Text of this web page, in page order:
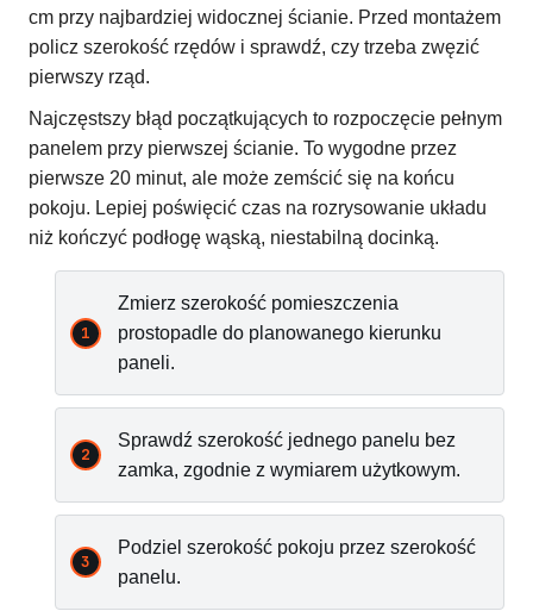
cm przy najbardziej widocznej ścianie. Przed montażem
policz szerokość rzędów i sprawdź, czy trzeba zwęzić
pierwszy rząd.
Najczęstszy błąd początkujących to rozpoczęcie pełnym
panelem przy pierwszej ścianie. To wygodne przez
pierwsze 20 minut, ale może zemścić się na końcu
pokoju. Lepiej poświęcić czas na rozrysowanie układu
niż kończyć podłogę wąską, niestabilną docinką.
Zmierz szerokość pomieszczenia
prostopadle do planowanego kierunku
paneli.
Sprawdź szerokość jednego panelu bez
zamka, zgodnie z wymiarem użytkowym.
Podziel szerokość pokoju przez szerokość
panelu.